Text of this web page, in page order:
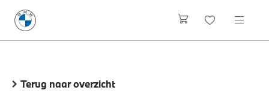
Terug naar overzicht